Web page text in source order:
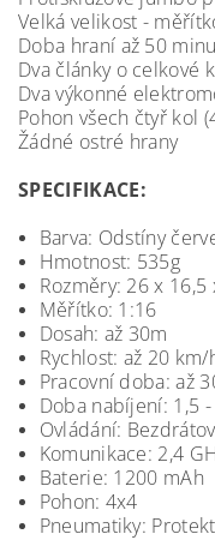
Velká velikost -
Doba hraní až 50
Dva články o celkové
Dva výkonné
Pohon všech čtyř kol
Žádné ostré hrany
SPECIFIKACE:
Barva: Odstíny
Hmotnost: 535g
Rozměry: 26 x 16,5
Měřítko: 1:16
Dosah: až 30m
Rychlost: až 20 km/
Pracovní doba: až
Doba nabíjení: 1,5
Ovládání:
Komunikace: 2,4
Baterie: 1200 mAh
Pohon: 4x4
Pneumatiky: